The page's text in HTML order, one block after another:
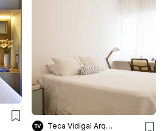
Teca Vidigal Arquitetura